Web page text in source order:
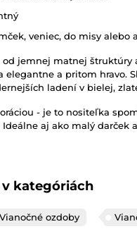
veniec, do misy alebo
od jemnej matnej štruktúry
elegantne a pritom hravo.
ladení v bielej,
- je to nositeľka
aj ako malý darček
kategóriách
Vianočné ozdoby